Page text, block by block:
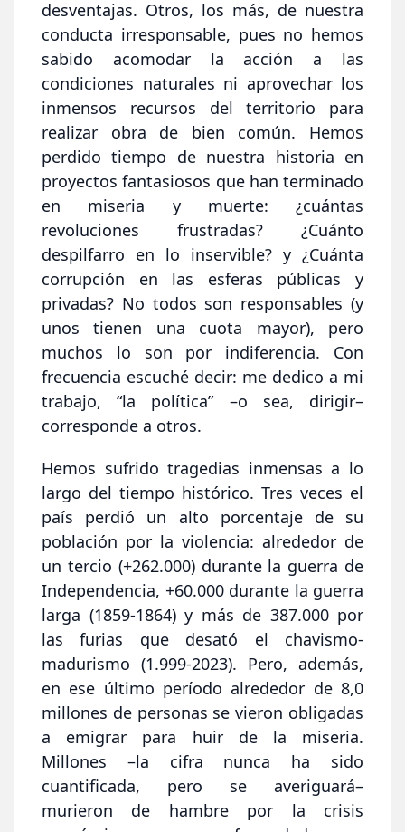
desventajas. Otros, los más, de nuestra
conducta irresponsable, pues no hemos
sabido acomodar la acción a las
condiciones naturales ni aprovechar los
inmensos recursos del territorio para
realizar obra de bien común. Hemos
perdido tiempo de nuestra historia en
proyectos fantasiosos que han terminado
en miseria y muerte: ¿cuántas
revoluciones frustradas? ¿Cuánto
despilfarro en lo inservible? y ¿Cuánta
corrupción en las esferas públicas y
privadas? No todos son responsables (y
unos tienen una cuota mayor), pero
muchos lo son por indiferencia. Con
frecuencia escuché decir: me dedico a mi
trabajo, “la política” –o sea, dirigir–
corresponde a otros.
Hemos sufrido tragedias inmensas a lo
largo del tiempo histórico. Tres veces el
país perdió un alto porcentaje de su
población por la violencia: alrededor de
un tercio (+262.000) durante la guerra de
Independencia, +60.000 durante la guerra
larga (1859-1864) y más de 387.000 por
las furias que desató el chavismo-
madurismo (1.999-2023). Pero, además,
en ese último período alrededor de 8,0
millones de personas se vieron obligadas
a emigrar para huir de la miseria.
Millones –la cifra nunca ha sido
cuantificada, pero se averiguará–
murieron de hambre por la crisis